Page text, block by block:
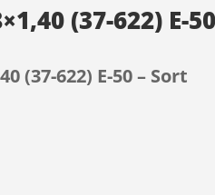
(37-622) E-
(37-622) E-50 – Sort